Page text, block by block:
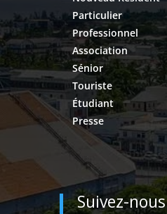
Particulier
Professionnel
Association
Sénior
Touriste
Étudiant
Presse
Suivez-nous